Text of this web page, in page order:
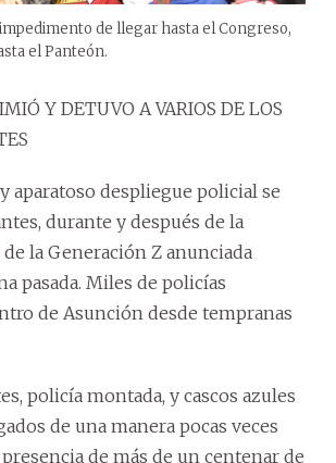
de llegar hasta el Congreso,
el Panteón.
Y DETUVO A VARIOS DE LOS
aparatoso despliegue policial se
durante y después de la
la Generación Z anunciada
pasada. Miles de policías
de Asunción desde tempranas
policía montada, y cascos azules
de una manera pocas veces
de más de un centenar de